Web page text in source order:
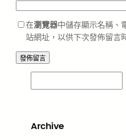
在瀏覽器中儲存顯示名稱、
站網址，以供下次發佈留言
e
c
Archive